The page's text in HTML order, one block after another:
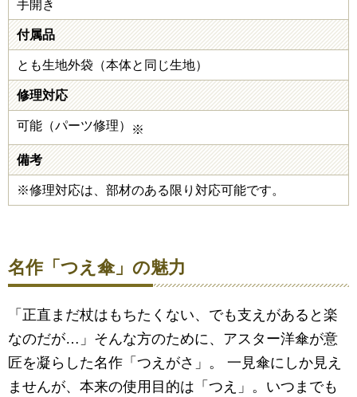
手開き
付属品
とも生地外袋（本体と同じ生地）
修理対応
可能（パーツ修理） ※
備考
※修理対応は、部材のある限り対応可能です。
名作「つえ傘」の魅力
「正直まだ杖はもちたくない、でも支えがあると楽
なのだが…」そんな方のために、アスター洋傘が意
匠を凝らした名作「つえがさ」。 一見傘にしか見え
ませんが、本来の使用目的は「つえ」。いつまでも